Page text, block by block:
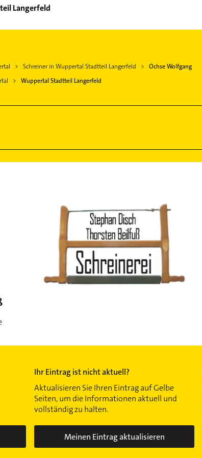
Langerfeld
Schreiner in Wuppertal Stadtteil Langerfeld
Ochse Wolfgang
Wuppertal Stadtteil Langerfeld
Ihr Eintrag ist nicht aktuell?
Aktualisieren Sie Ihren Eintrag auf Gelbe
Seiten, um die Informationen aktuell und
vollständig zu halten.
Meinen Eintrag aktualisieren